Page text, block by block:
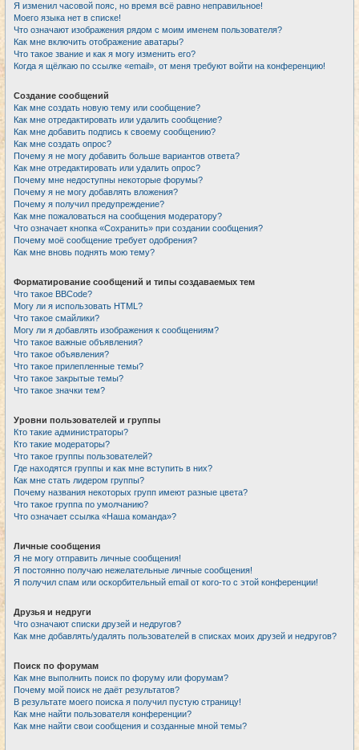
Я изменил часовой пояс, но время всё равно неправильное!
Моего языка нет в списке!
Что означают изображения рядом с моим именем пользователя?
Как мне включить отображение аватары?
Что такое звание и как я могу изменить его?
Когда я щёлкаю по ссылке «email», от меня требуют войти на конференцию!
Создание сообщений
Как мне создать новую тему или сообщение?
Как мне отредактировать или удалить сообщение?
Как мне добавить подпись к своему сообщению?
Как мне создать опрос?
Почему я не могу добавить больше вариантов ответа?
Как мне отредактировать или удалить опрос?
Почему мне недоступны некоторые форумы?
Почему я не могу добавлять вложения?
Почему я получил предупреждение?
Как мне пожаловаться на сообщения модератору?
Что означает кнопка «Сохранить» при создании сообщения?
Почему моё сообщение требует одобрения?
Как мне вновь поднять мою тему?
Форматирование сообщений и типы создаваемых тем
Что такое BBCode?
Могу ли я использовать HTML?
Что такое смайлики?
Могу ли я добавлять изображения к сообщениям?
Что такое важные объявления?
Что такое объявления?
Что такое прилепленные темы?
Что такое закрытые темы?
Что такое значки тем?
Уровни пользователей и группы
Кто такие администраторы?
Кто такие модераторы?
Что такое группы пользователей?
Где находятся группы и как мне вступить в них?
Как мне стать лидером группы?
Почему названия некоторых групп имеют разные цвета?
Что такое группа по умолчанию?
Что означает ссылка «Наша команда»?
Личные сообщения
Я не могу отправить личные сообщения!
Я постоянно получаю нежелательные личные сообщения!
Я получил спам или оскорбительный email от кого-то с этой конференции!
Друзья и недруги
Что означают списки друзей и недругов?
Как мне добавлять/удалять пользователей в списках моих друзей и недругов?
Поиск по форумам
Как мне выполнить поиск по форуму или форумам?
Почему мой поиск не даёт результатов?
В результате моего поиска я получил пустую страницу!
Как мне найти пользователя конференции?
Как мне найти свои сообщения и созданные мной темы?